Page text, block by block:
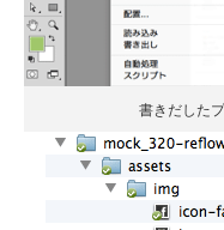
書きだした